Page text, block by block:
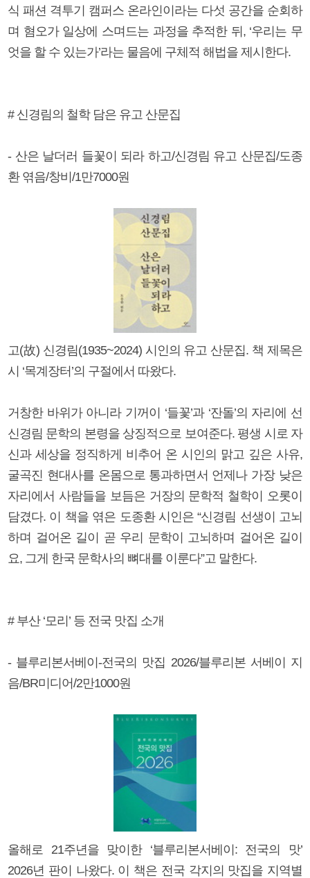
식 패션 격투기 캠퍼스 온라인이라는 다섯 공간을 순회하
며 혐오가 일상에 스며드는 과정을 추적한 뒤, ‘우리는 무
엇을 할 수 있는가’라는 물음에 구체적 해법을 제시한다.
# 신경림의 철학 담은 유고 산문집
- 산은 날더러 들꽃이 되라 하고/신경림 유고 산문집/도종
환 엮음/창비/1만7000원
고(故) 신경림(1935~2024) 시인의 유고 산문집. 책 제목은
시 ‘목계장터’의 구절에서 따왔다.
거창한 바위가 아니라 기꺼이 ‘들꽃’과 ‘잔돌’의 자리에 선
신경림 문학의 본령을 상징적으로 보여준다. 평생 시로 자
신과 세상을 정직하게 비추어 온 시인의 맑고 깊은 사유,
굴곡진 현대사를 온몸으로 통과하면서 언제나 가장 낮은
자리에서 사람들을 보듬은 거장의 문학적 철학이 오롯이
담겼다. 이 책을 엮은 도종환 시인은 “신경림 선생이 고뇌
하며 걸어온 길이 곧 우리 문학이 고뇌하며 걸어온 길이
요, 그게 한국 문학사의 뼈대를 이룬다”고 말한다.
# 부산 ‘모리’ 등 전국 맛집 소개
- 블루리본서베이-전국의 맛집 2026/블루리본 서베이 지
음/BR미디어/2만1000원
올해로 21주년을 맞이한 ‘블루리본서베이: 전국의 맛’
2026년 판이 나왔다. 이 책은 전국 각지의 맛집을 지역별